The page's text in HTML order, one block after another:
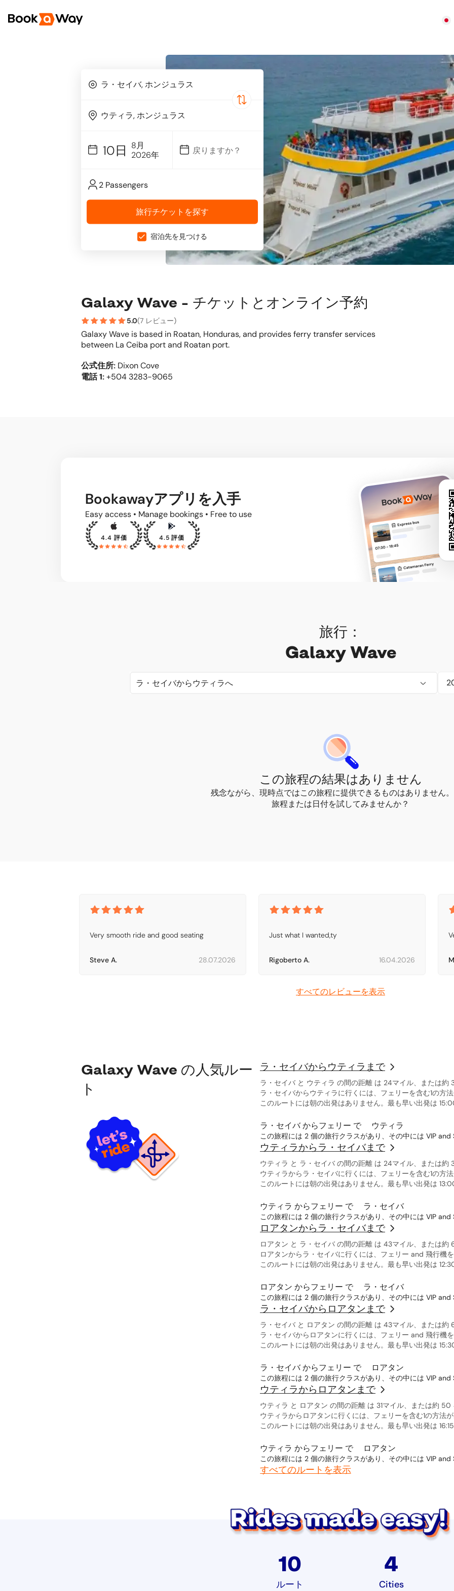
10日
8月
2026年
2 Passengers
旅行チケットを探す
宿泊先を見つける
Galaxy Wave - チケットとオンライン予約
5.0(7 レビュー)
Galaxy Wave is based in Roatan, Honduras, and provides ferry transfer services
between La Ceiba port and Roatan port.
公式住所: Dixon Cove
電話1:+504 3283-9065
Bookawayアプリを入手
Easy access • Manage bookings • Free to use
4.4 評価 4.5 評価
旅行：
Galaxy Wave
ラ・セイバからウティラへ
この旅程の結果はありません
残念ながら、現時点ではこの旅程に提供できるものはありません
旅程または日付を試してみませんか？
Very smooth ride and good seating
Steve A. 28.07.2026
Just what I wanted,ty
Rigoberto A. 16.04.2026
すべてのレビューを表示
Galaxy Wave の人気ルー
ト
ラ・セイバからウティラまで
ラ・セイバ と ウティラ の間の距離 は 24マイル、または約
ラ・セイバからウティラに行くには、フェリーを含む1の方
このルートには朝の出発はありません。最も早い出発は
ラ・セイバ からフェリー で ウティラ
この旅程には 2 個の旅行クラスがあり、その中には VIP
ウティラからラ・セイバまで
ウティラ と ラ・セイバ の間の距離 は 24マイル、または約
ウティラからラ・セイバに行くには、フェリーを含む1の方
このルートには朝の出発はありません。最も早い出発は
ウティラ からフェリー で ラ・セイバ
この旅程には 2 個の旅行クラスがあり、その中には VIP
ロアタンからラ・セイバまで
ロアタン と ラ・セイバ の間の距離 は 43マイル、または約
ロアタンからラ・セイバに行くには、フェリー and 飛行機
このルートには朝の出発はありません。最も早い出発は
ロアタン からフェリー で ラ・セイバ
この旅程には 2 個の旅行クラスがあり、その中には VIP
ラ・セイバからロアタンまで
ラ・セイバ と ロアタン の間の距離 は 43マイル、または約
ラ・セイバからロアタンに行くには、フェリー and 飛行機
このルートには朝の出発はありません。最も早い出発は
ラ・セイバ からフェリー で ロアタン
この旅程には 2 個の旅行クラスがあり、その中には VIP
ウティラからロアタンまで
ウティラ と ロアタン の間の距離 は 31マイル、または約
ウティラからロアタンに行くには、フェリーを含む1の方法
このルートには朝の出発はありません。最も早い出発は
ウティラ からフェリー で ロアタン
この旅程には 2 個の旅行クラスがあり、その中には VIP
すべてのルートを表示
4
Cities
10
ルート